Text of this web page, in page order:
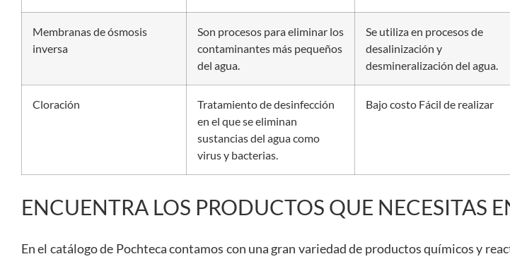
Membranas de ósmosis
inversa
Son procesos para eliminar los
contaminantes más pequeños
del agua.
Se utiliza en procesos de
desalinización y
desmineralización del agua.
Cloración
Tratamiento de desinfección
en el que se eliminan
sustancias del agua como
virus y bacterias.
Bajo costo Fácil de realizar
ENCUENTRA LOS PRODUCTOS QUE NECESITAS
En el catálogo de Pochteca contamos con una gran variedad de productos químicos y